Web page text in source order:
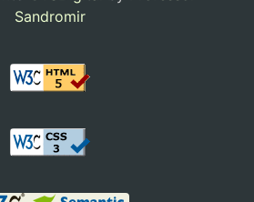
Sandromir